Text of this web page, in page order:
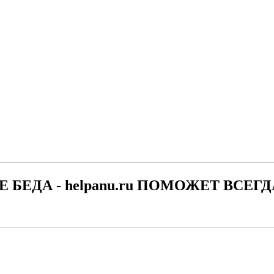
БЕДА - helpanu.ru ПОМОЖЕТ